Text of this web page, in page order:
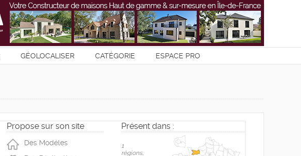
GÉOLOCALISER CATÉGORIE
ESPACE PRO
Propose sur son site
Des Modéles
Présent dans :
1
règions,